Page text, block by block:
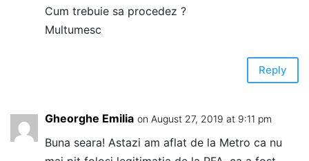
Cum trebuie sa procedez ?
Multumesc
Reply
Gheorghe Emilia on August 27, 2019 at 9:11 pm
Buna seara! Astazi am aflat de la Metro ca nu